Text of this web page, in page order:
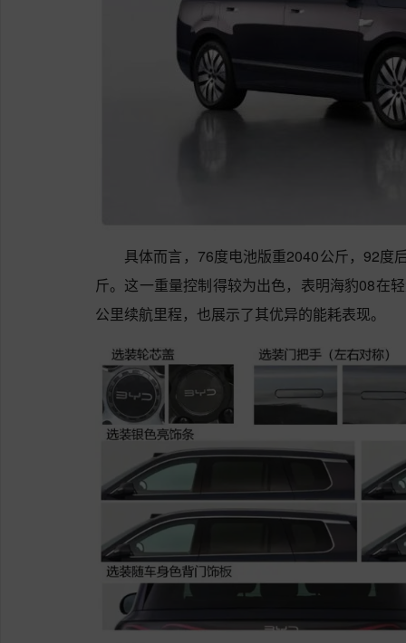
具体而言，76度电池版重2040公斤，92度
斤。这一重量控制得较为出色，表明海豹08在
公里续航里程，也展示了其优异的能耗表现。